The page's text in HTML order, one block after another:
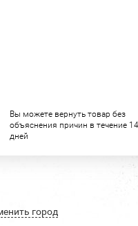
Вы можете вернуть товар без
объяснения причин в течение 14
дней
город